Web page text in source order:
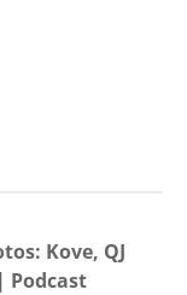
Kove, QJ
Podcast